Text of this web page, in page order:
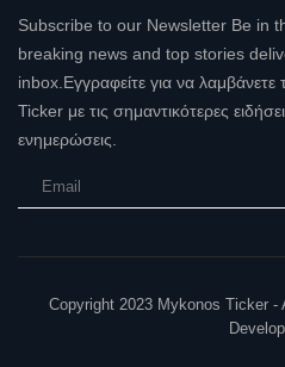
Subscribe to our Newsletter Be in
breaking news and top stories
inbox.Εγγραφείτε για να
Ticker με τις σημαντικότερες
ενημερώσεις.
Copyright 2023 Mykonos Ticker